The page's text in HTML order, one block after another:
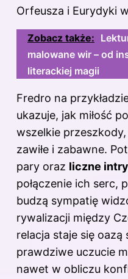
Orfeusza i Eurydyki
Zobacz także:
malowane wir – od
literackiej magii
Fredro na
ukazuje, jak miłość
wszelkie
zawiłe i zabawne.
pary oraz liczne
połączenie ich serc,
budzą sympatię
rywalizacji między
relacja staje się
prawdziwe uczucie
nawet w obliczu